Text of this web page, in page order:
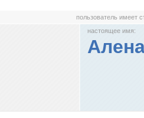
пользователь имеет
настоящее имя: